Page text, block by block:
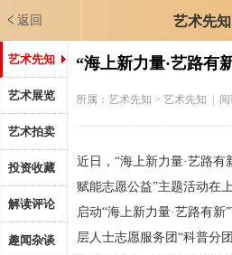
返回 艺术先知
艺术先知
艺术展览
艺术拍卖
投资收藏
解读评论
趣闻杂谈
“海上新力量·艺路有
所属：艺术先知 > 艺术先知 | 阅
近日，“海上新力量·艺路有
赋能志愿公益”主题活动在
启动“海上新力量·艺路有
层人士志愿服务团“科普分